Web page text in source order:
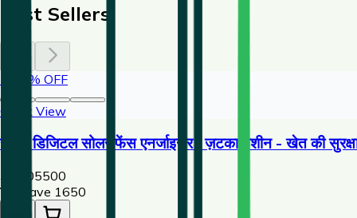
Best Sellers
% OFF
Quick View
राशैल डिजिटल सोलर फेंस एनर्जाइज़र | ज़टका मशीन - खेत की
3,8505500
You save ₹ 1650